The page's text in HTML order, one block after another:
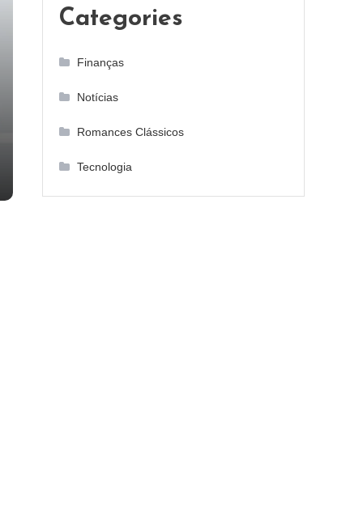
Categories
Finanças
Notícias
Romances Clássicos
Tecnologia